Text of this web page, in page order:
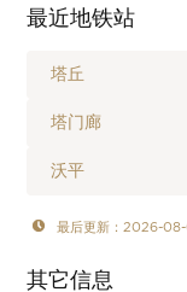
最近地铁站
塔丘
塔门廊
沃平
最后更新：2026-
其它信息